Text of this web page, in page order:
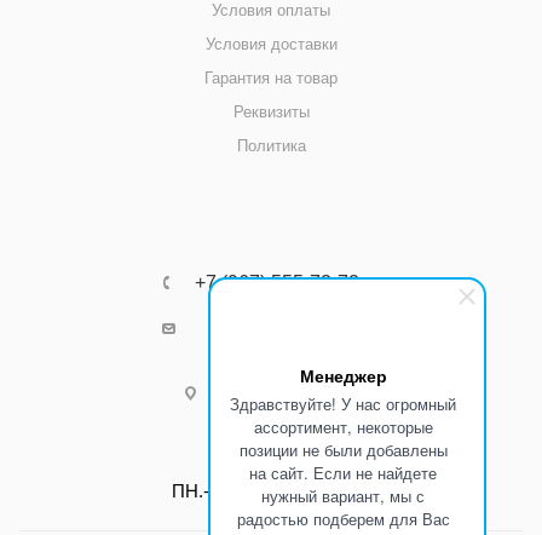
Менеджер
Здравствуйте! У нас огромный
ассортимент, некоторые
позиции не были добавлены
на сайт. Если не найдете
нужный вариант, мы с
радостью подберем для Вас
Условия оплаты
Условия доставки
Гарантия на товар
Реквизиты
Политика
+7 (967) 555-73-72
г.Ростов-на-Дону
Режим работы:
ПН.-ПТ.: С 8:00 до 17:00